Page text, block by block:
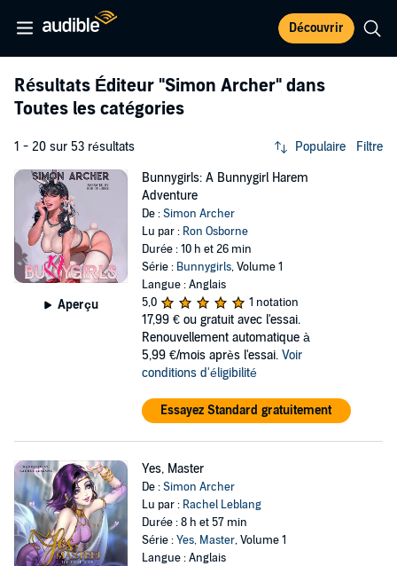
Découvrir
Résultats Éditeur "Simon Archer" dans
Toutes les catégories
1 - 20 sur 53 résultats Populaire Filtre
Aperçu
Bunnygirls: A Bunnygirl Harem
Adventure
De :Simon Archer
Lu par : Ron Osborne
Durée : 10 h et 26 min
Série : Bunnygirls, Volume 1
Langue : Anglais
5,0
1 notation
17,99 € ou gratuit avec l'essai.
Renouvellement automatique à
5,99 €/mois après l'essai. Voir
conditions d'éligibilité
Essayez Standard gratuitement
Yes, Master
De :Simon Archer
Lu par : Rachel Leblang
Durée : 8 h et 57 min
Série :Yes, Master, Volume 1
Langue : Anglais